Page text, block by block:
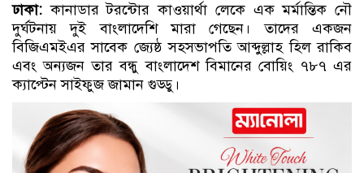
ঢাকা:কানাডার টরন্টোর কাওয়ার্থা লেকে এক মর্মান্তিক নৌ
দুর্ঘটনায় দুই বাংলাদেশি মারা গেছেন। তাদের একজন
বিজিএমইএর সাবেক জ্যেষ্ঠ সহসভাপতি আব্দুল্লাহ হিল রাকিব
এবং অন্যজন তার বন্ধু বাংলাদেশ বিমানের বোয়িং ৭৮৭ এর
ক্যাপ্টেন সাইফুজ জামান গুড্ডু।